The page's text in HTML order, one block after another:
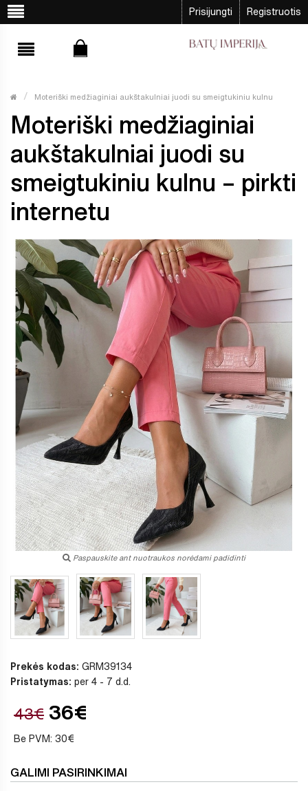
Prisijungti Registruotis
Moteriški medžiaginiai aukštakulniai juodi su smeigtukiniu kulnu
Moteriški medžiaginiai
aukštakulniai juodi su
smeigtukiniu kulnu – pirkti
internetu
Paspauskite ant nuotraukos norėdami padidinti
Prekės kodas: GRM39134
Pristatymas: per 4 - 7 d.d.
43€ 36€
Be PVM: 30€
GALIMI PASIRINKIMAI